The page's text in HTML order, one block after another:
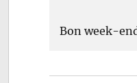
Bon week-